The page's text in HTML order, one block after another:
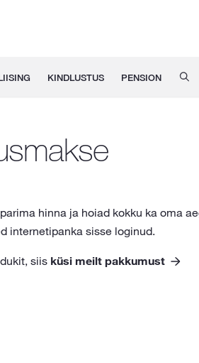
KINDLUSTUS PENSION
hinna ja hoiad kokku ka oma
internetipanka sisse loginud.
siis küsi meilt pakkumust